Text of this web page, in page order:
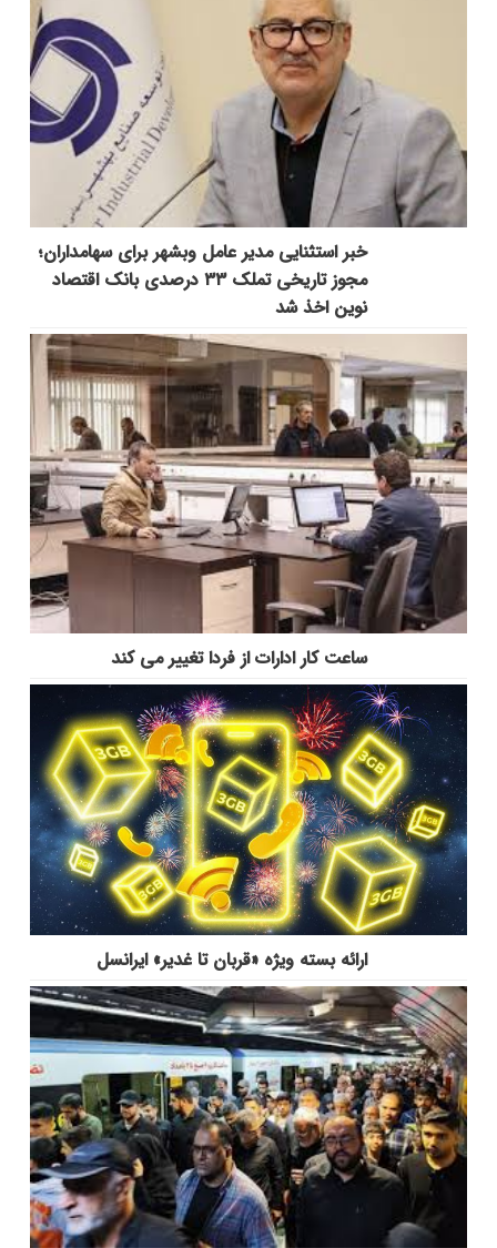
خبر استثنایی مدیر عامل وبشهر برای سهامداران؛
مجوز تاریخی تملک ۳۳ درصدی بانک اقتصاد
نوین اخذ شد
ساعت کار ادارات از فردا تغییر می کند
ارائه بسته ویژه «قربان تا غدیر» ایرانسل